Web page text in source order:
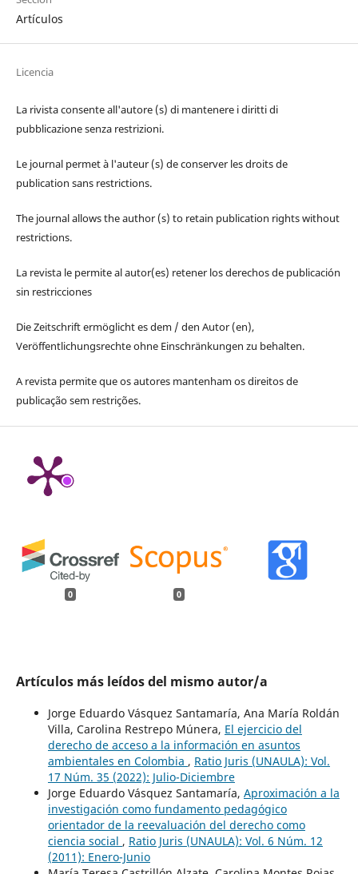
Artículos
Licencia
La rivista consente all'autore (s) di mantenere i diritti di
pubblicazione senza restrizioni.
Le journal permet à l'auteur (s) de conserver les droits de
publication sans restrictions.
The journal allows the author (s) to retain publication rights without
restrictions.
La revista le permite al autor(es) retener los derechos de publicación
sin restricciones
Die Zeitschrift ermöglicht es dem / den Autor (en),
Veröffentlichungsrechte ohne Einschränkungen zu behalten.
A revista permite que os autores mantenham os direitos de
publicação sem restrições.
0 0
Artículos más leídos del mismo autor/a
Jorge Eduardo Vásquez Santamaría, Ana María Roldán
Villa, Carolina Restrepo Múnera, El ejercicio del
derecho de acceso a la información en asuntos
ambientales en Colombia , Ratio Juris (UNAULA): Vol.
17 Núm. 35 (2022): Julio-Diciembre
Jorge Eduardo Vásquez Santamaría, Aproximación a la
investigación como fundamento pedagógico
orientador de la reevaluación del derecho como
ciencia social , Ratio Juris (UNAULA): Vol. 6 Núm. 12
(2011): Enero-Junio